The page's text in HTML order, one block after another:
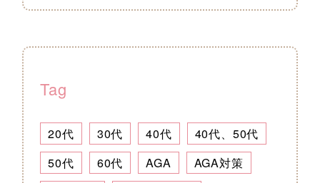
Tag
20代 30代 40代
40代、50代
50代
60代 AGA
AGA対策